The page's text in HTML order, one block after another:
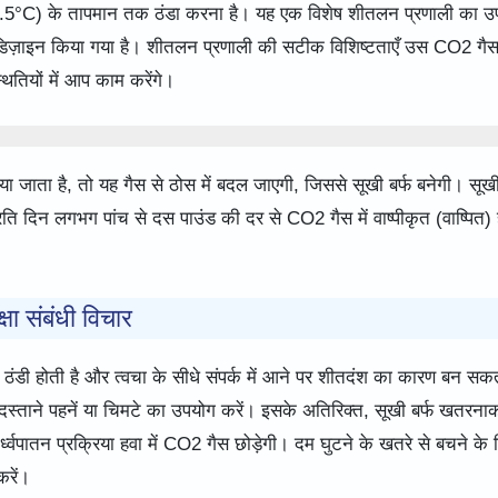
के तापमान तक ठंडा करना है। यह एक विशेष शीतलन प्रणाली का
किया गया है। शीतलन प्रणाली की सटीक विशिष्टताएँ उस CO2
में आप काम करेंगे।
जाता है, तो यह गैस से ठोस में बदल जाएगी, जिससे सूखी बर्फ बनेगी।
दिन लगभग पांच से दस पाउंड की दर से CO2 गैस में वाष्पीकृत (वाष्पित)
संबंधी विचार
ठंडी होती है और त्वचा के सीधे संपर्क में आने पर शीतदंश का कारण बन
पहनें या चिमटे का उपयोग करें। इसके अतिरिक्त, सूखी बर्फ
प्रक्रिया हवा में CO2 गैस छोड़ेगी। दम घुटने के खतरे से बचने के